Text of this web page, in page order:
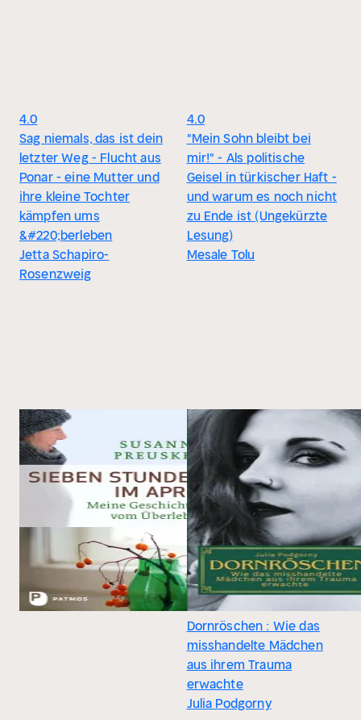
4.0
Sag niemals, das ist dein
letzter Weg - Flucht aus
Ponar - eine Mutter und
ihre kleine Tochter
kämpfen ums
&#220;berleben
Jetta Schapiro-
Rosenzweig
4.0
"Mein Sohn bleibt bei
mir!" - Als politische
Geisel in türkischer Haft -
und warum es noch nicht
zu Ende ist (Ungekürzte
Lesung)
Mesale Tolu
Dornröschen : Wie das
misshandelte Mädchen
aus ihrem Trauma
erwachte
Julia Podgorny